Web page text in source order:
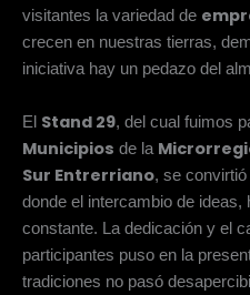
visitantes la variedad de
crecen en nuestras tierras,
iniciativa hay un pedazo del
El Stand 29, del cual fuimos
Municipios de la
Sur Entrerriano, se
donde el intercambio de
constante. La dedicación y el
participantes puso en la
tradiciones no pasó